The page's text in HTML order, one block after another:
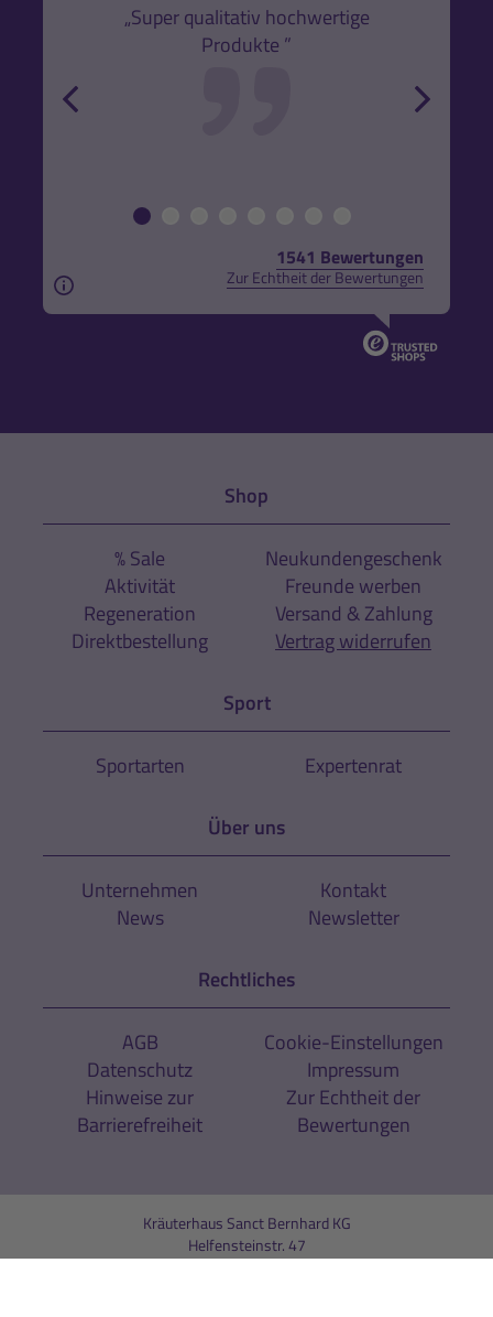
„Super qualitativ hochwertige
Produkte ”
1541 Bewertungen
Zur Echtheit der Bewertungen
Aus rechtlichen Gründen weisen wir darauf hin,
Shop
% Sale
Aktivität
Regeneration
Direktbestellung
Neukundengeschenk
Freunde werben
Versand & Zahlung
Vertrag widerrufen
Sport
Sportarten Expertenrat
Über uns
Unternehmen
News
Kontakt
Newsletter
Rechtliches
AGB
Datenschutz
Hinweise zur
Barrierefreiheit
Cookie-Einstellungen
Impressum
Zur Echtheit der
Bewertungen
Kräuterhaus Sanct Bernhard KG
Helfensteinstr. 47